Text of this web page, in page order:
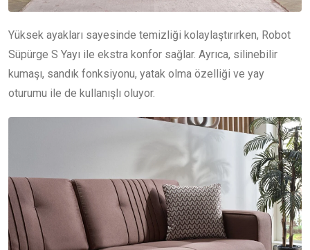
Yüksek ayakları sayesinde temizliği kolaylaştırırken, Robot
Süpürge S Yayı ile ekstra konfor sağlar. Ayrıca, silinebilir
kumaşı, sandık fonksiyonu, yatak olma özelliği ve yay
oturumu ile de kullanışlı oluyor.